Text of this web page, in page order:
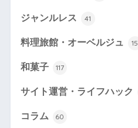
ジャンルレス 41
料理旅館・オーベルジュ 15
和菓子 117
サイト運営・ライフハック
コラム 60